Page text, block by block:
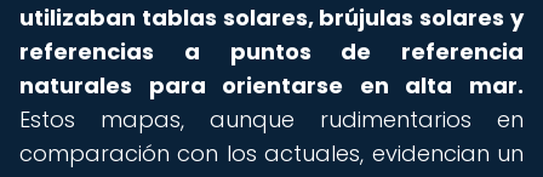
utilizaban tablas solares, brújulas solares y
referencias a puntos de referencia
naturales para orientarse en alta mar.
Estos mapas, aunque rudimentarios en
comparación con los actuales, evidencian un